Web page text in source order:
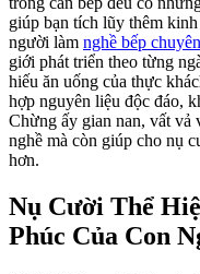
giúp bạn tích lũy thêm
người làm nghề bếp
giới phát triển theo từng
hiếu ăn uống của thực
hợp nguyên liệu độc đáo,
Chừng ấy gian nan, vất vả
nghề mà còn giúp cho nụ
hơn.
Nụ Cười Thể
Phúc Của Con